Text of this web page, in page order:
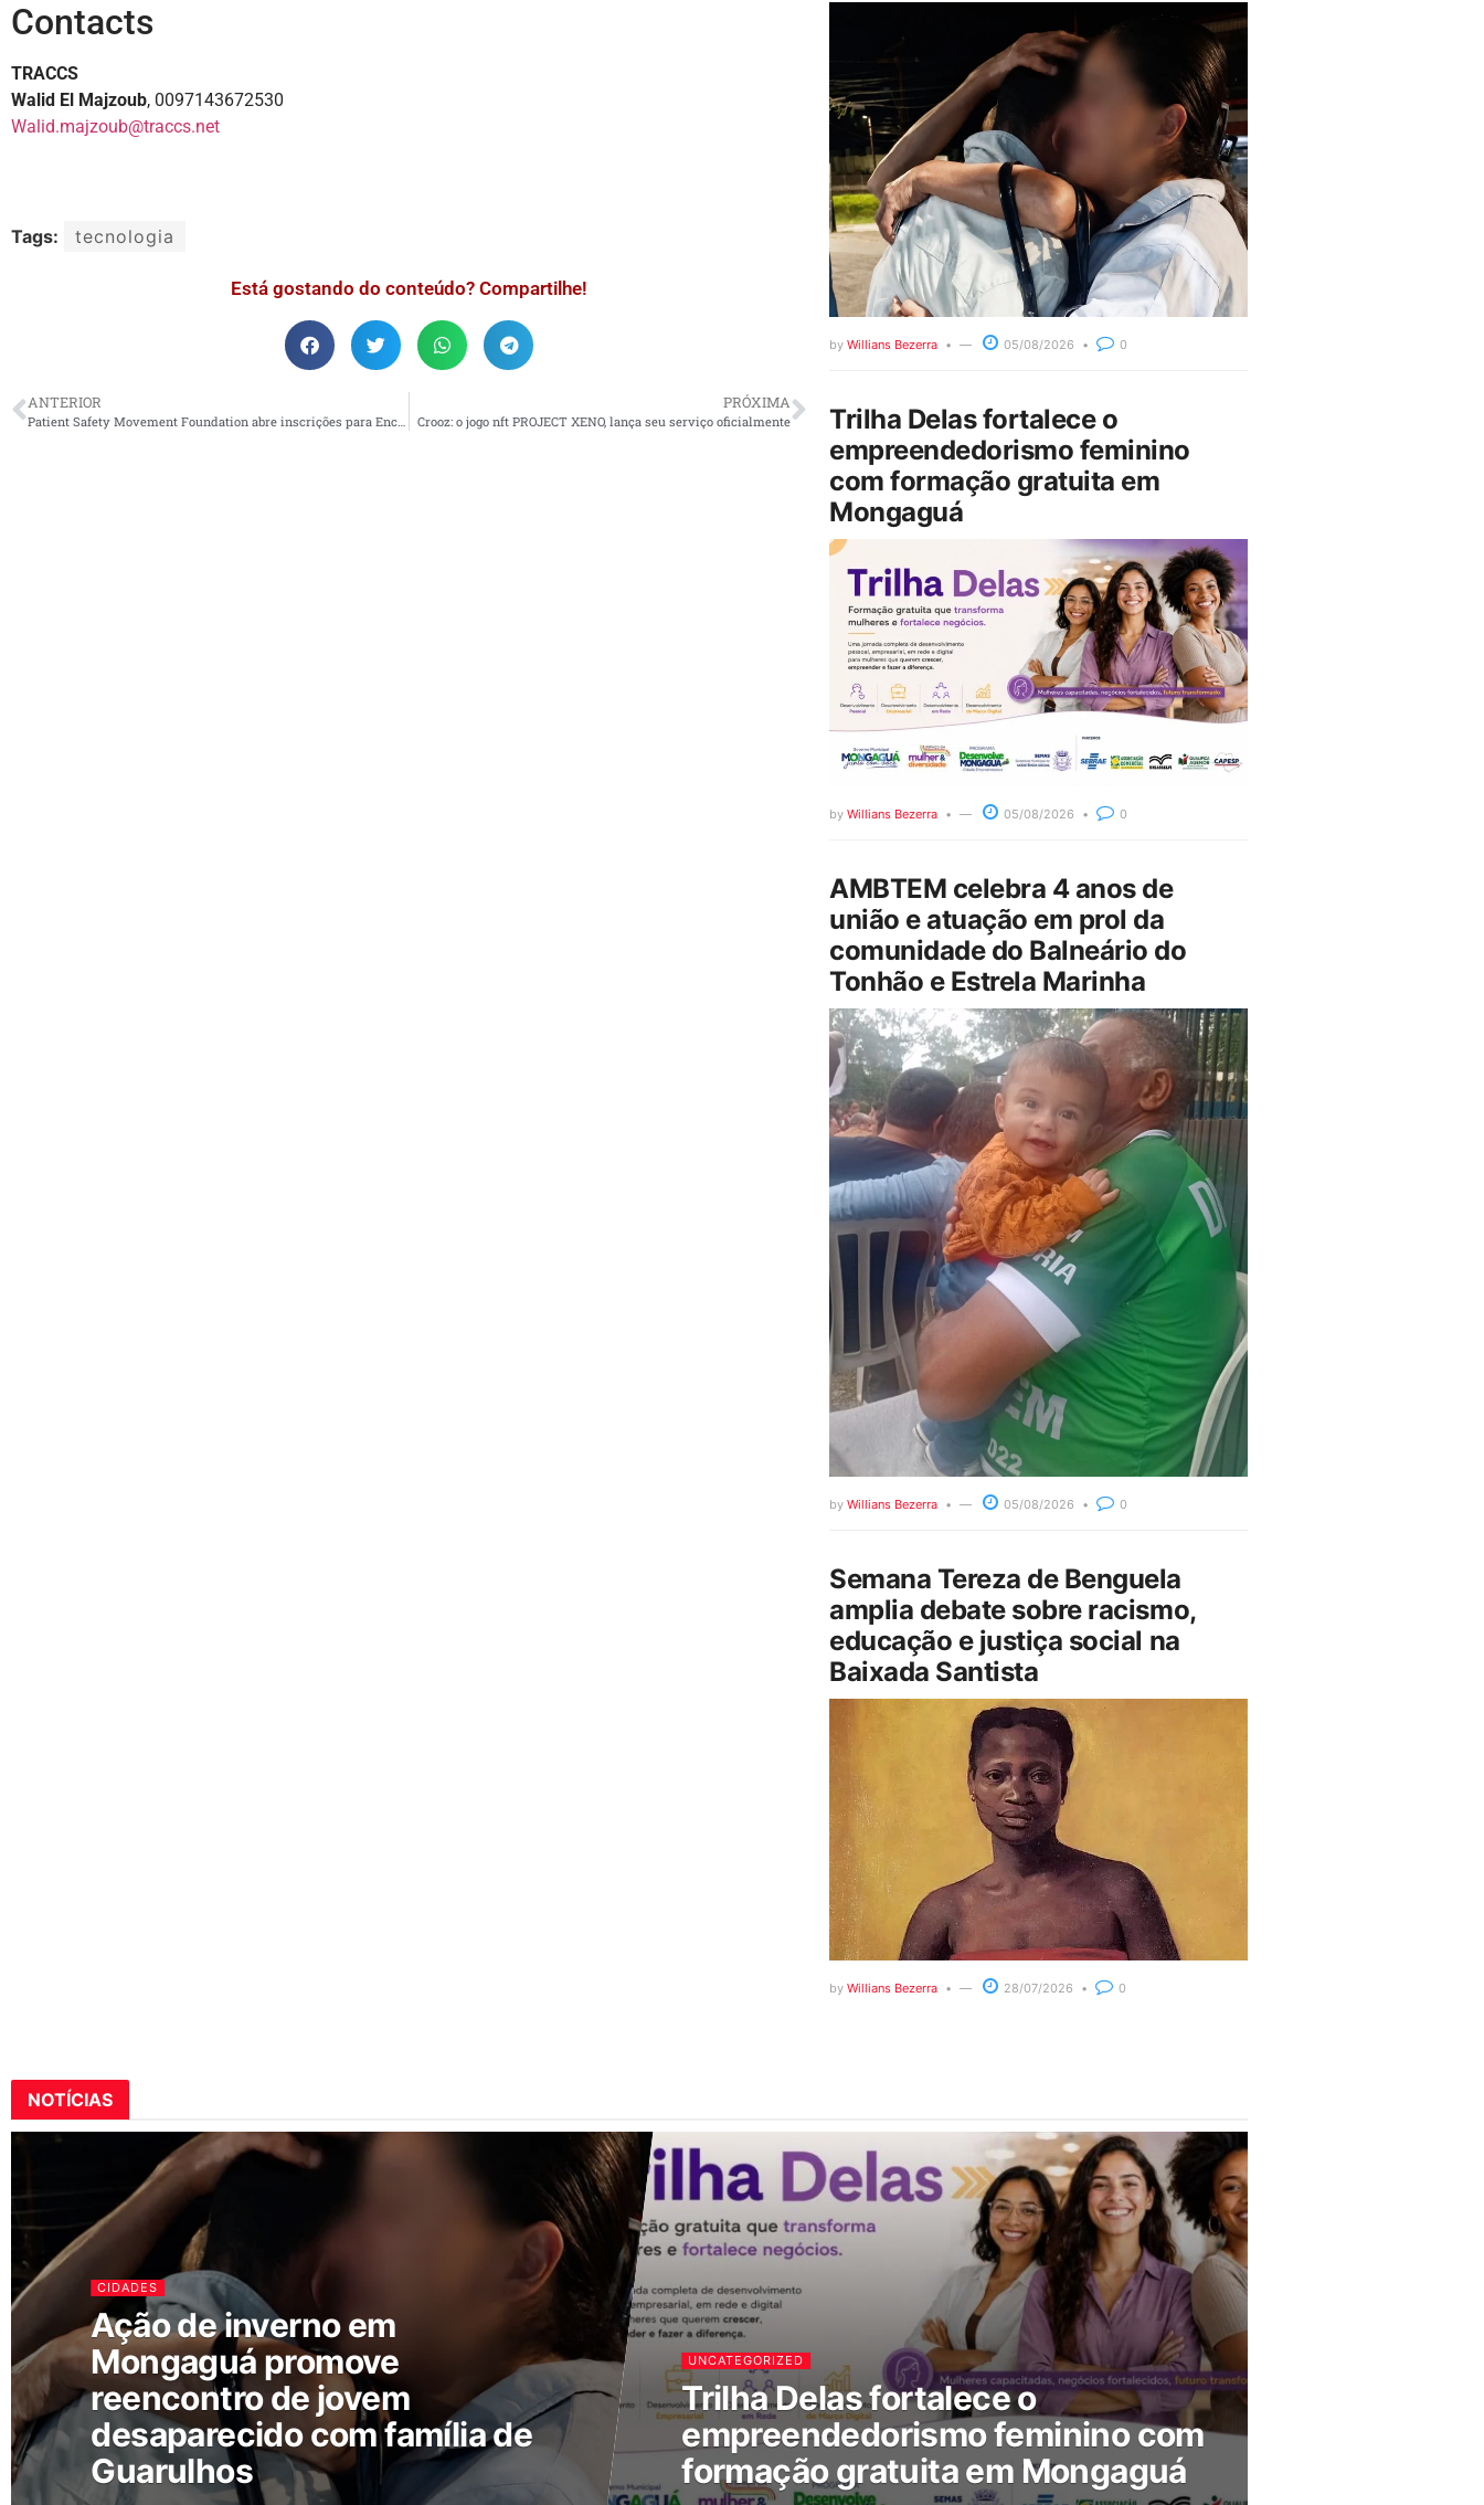
Contacts
TRACCS
Walid El Majzoub, 0097143672530
Walid.majzoub@traccs.net
Tags: tecnologia
Está gostando do conteúdo? Compartilhe!
ANTERIOR PRÓXIMA
Crooz: o jogo nft PROJECT XENO, lança seu serviço oficialmente
by Willians Bezerra 05/08/2026 0
Trilha Delas fortalece o
empreendedorismo feminino
com formação gratuita em
Mongaguá
by Willians Bezerra 05/08/2026 0
AMBTEM celebra 4 anos de
união e atuação em prol da
comunidade do Balneário do
Tonhão e Estrela Marinha
by Willians Bezerra 05/08/2026 0
Semana Tereza de Benguela
amplia debate sobre racismo,
educação e justiça social na
Baixada Santista
by Willians Bezerra 28/07/2026 0
NOTÍCIAS
CIDADES
Ação de inverno em
Mongaguá promove
reencontro de jovem
desaparecido com família de
Guarulhos
UNCATEGORIZED
Trilha Delas fortalece o
empreendedorismo feminino com
formação gratuita em Mongaguá